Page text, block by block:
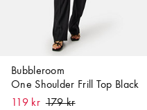
Bubbleroom
One Shoulder Frill Top Black
119 kr